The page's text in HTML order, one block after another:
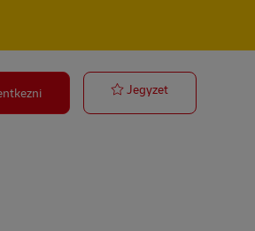
JegyzetPostbote –